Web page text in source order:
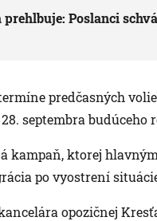
Poslanci
predčasných
septembra budúceho
kampaň, ktorej
po vyostrení
opozičnej